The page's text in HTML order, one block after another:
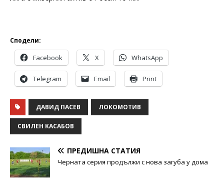
Сподели:
Facebook X WhatsApp
Telegram Email Print
ДАВИД ПАСЕВ ЛОКОМОТИВ
СВИЛЕН КАСАБОВ
ПРЕДИШНА СТАТИЯ
Черната серия продължи с нова загуба у дома